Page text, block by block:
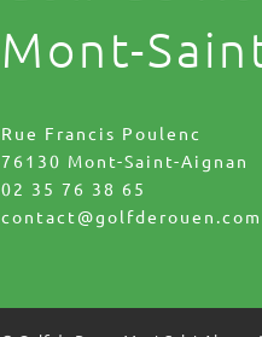
Mont-
Rue Francis Poulenc
76130 Mont-Saint-Aignan
02 35 76 38 65
contact@golfderouen.com